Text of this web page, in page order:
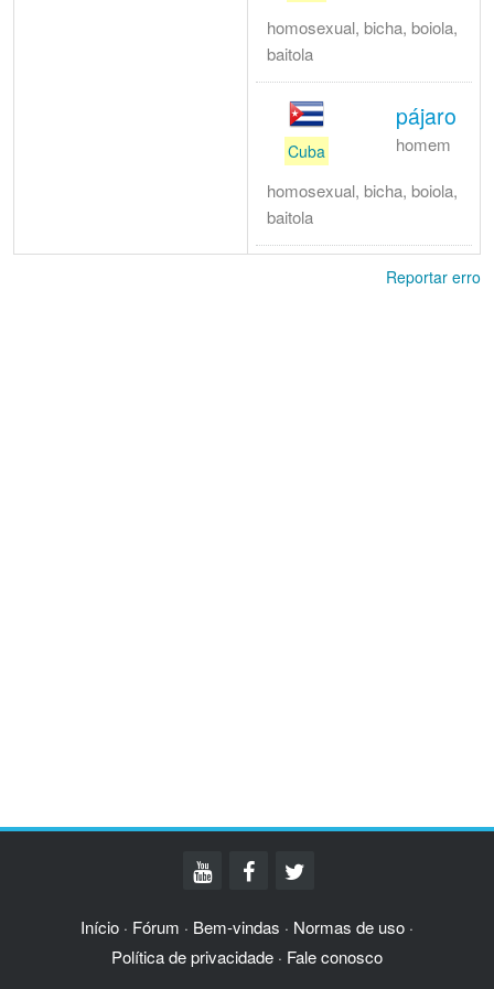
homosexual, bicha, boiola,
baitola
Cuba
pájaro
homem
homosexual, bicha, boiola,
baitola
Reportar erro
Início · Fórum · Bem-vindas · Normas de uso ·
Política de privacidade · Fale conosco